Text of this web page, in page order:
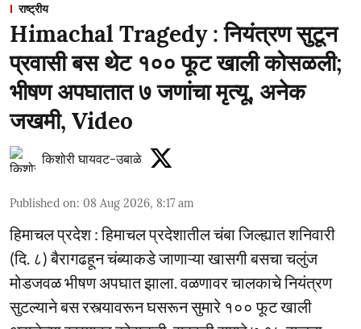
राष्ट्रीय
Himachal Tragedy : नियंत्रण सुटून
प्रवासी बस थेट १०० फूट खाली कोसळली;
भीषण अपघातात ७ जणांचा मृत्यू, अनेक
जखमी, Video
किशोरी घायवट-उबाळे
Published on: 08 Aug 2026, 8:17 am
हिमाचल प्रदेश : हिमाचल प्रदेशातील चंबा जिल्ह्यात शनिवारी
(दि. ८) बैरागढहून चंब्याकडे जाणाऱ्या खासगी बसचा चलुंज
मोडजवळ भीषण अपघात झाला. वळणावर चालकाचे नियंत्रण
सुटल्याने बस रस्त्यावरून घसरून सुमारे १०० फूट खाली